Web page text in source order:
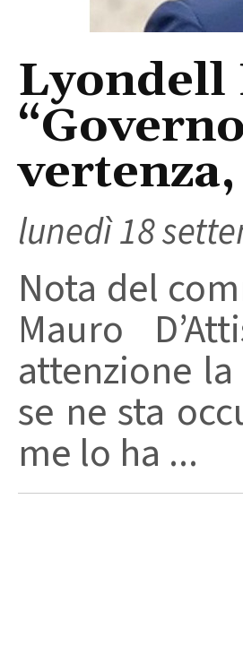
Lyondell
vertenza,
lunedì 18
Nota del
Mauro
attenzione
se ne sta
me lo ha ...